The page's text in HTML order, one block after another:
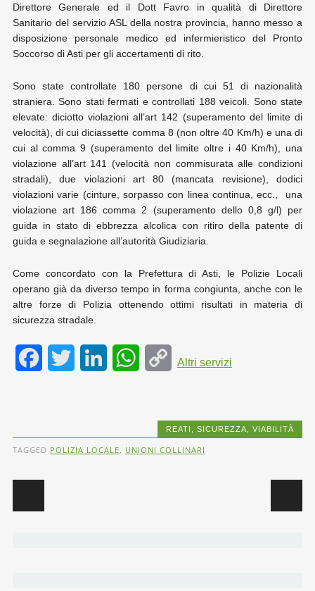
Direttore Generale ed il Dott Favro in qualità di Direttore
Sanitario del servizio ASL della nostra provincia, hanno messo a
disposizione personale medico ed infermieristico del Pronto
Soccorso di Asti per gli accertamenti di rito.
Sono state controllate 180 persone di cui 51 di nazionalità
straniera. Sono stati fermati e controllati 188 veicoli. Sono state
elevate: diciotto violazioni all’art 142 (superamento del limite di
velocità), di cui diciassette comma 8 (non oltre 40 Km/h) e una di
cui al comma 9 (superamento del limite oltre i 40 Km/h), una
violazione all’art 141 (velocità non commisurata alle condizioni
stradali), due violazioni art 80 (mancata revisione), dodici
violazioni varie (cinture, sorpasso con linea continua, ecc., una
violazione art 186 comma 2 (superamento dello 0,8 g/l) per
guida in stato di ebbrezza alcolica con ritiro della patente di
guida e segnalazione all’autorità Giudiziaria.
Come concordato con la Prefettura di Asti, le Polizie Locali
operano già da diverso tempo in forma congiunta, anche con le
altre forze di Polizia ottenendo ottimi risultati in materia di
sicurezza stradale.
e t k t
C
y
Altri servizi
REATI ,SICUREZZA ,VIABILITÀ
TAGGED POLIZIA LOCALE UNIONI COLLINARI